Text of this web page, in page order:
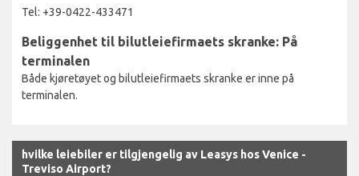
Tel: +39-0422-433471
Beliggenhet til bilutleiefirmaets skranke: På
terminalen
Både kjøretøyet og bilutleiefirmaets skranke er inne på
terminalen.
hvilke leiebiler er tilgjengelig av Leasys hos Venice -
Treviso Airport?